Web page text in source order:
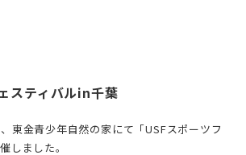
スティバルin千葉
東金青少年自然の家にて「USFスポーツフ
しました。